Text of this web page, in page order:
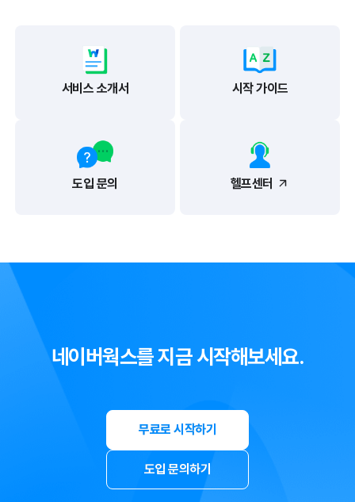
서비스 소개서 시작 가이드
도입 문의 헬프센터
네이버웍스를 지금 시작해보세요.
무료로 시작하기
도입 문의하기